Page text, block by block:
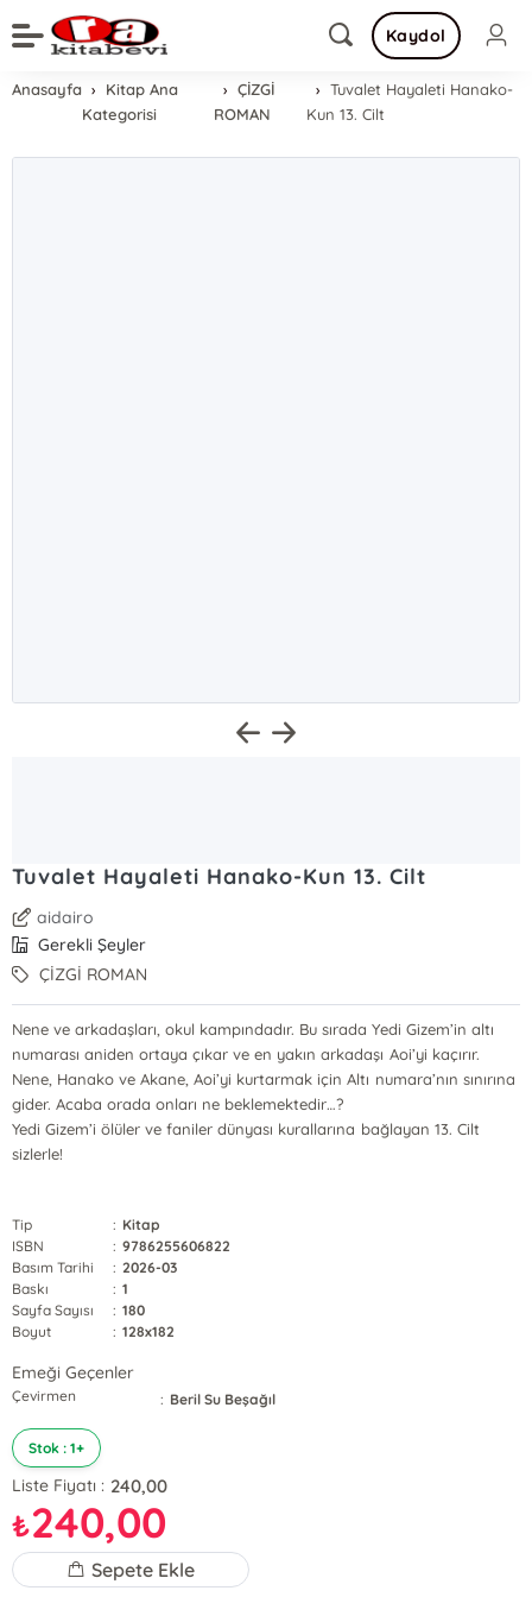
Kaydol
Anasayfa
Kitap Ana
Kategorisi
ÇİZGİ
ROMAN
Tuvalet Hayaleti Hanako-
Kun 13. Cilt
Tuvalet Hayaleti Hanako-Kun 13. Cilt
aidairo
Gerekli Şeyler
ÇİZGİ ROMAN
Nene ve arkadaşları, okul kampındadır. Bu sırada Yedi Gizem’in altı
numarası aniden ortaya çıkar ve en yakın arkadaşı Aoi’yi kaçırır.
Nene, Hanako ve Akane, Aoi’yi kurtarmak için Altı numara’nın sınırına
gider. Acaba orada onları ne beklemektedir…?
Yedi Gizem’i ölüler ve faniler dünyası kurallarına bağlayan 13. Cilt
sizlerle!
Tip : Kitap
ISBN
: 9786255606822
Basım Tarihi
: 2026-03
Baskı
: 1
Sayfa Sayısı
: 180
Boyut
: 128x182
Emeği Geçenler
Çevirmen : Beril Su Beşağıl
Stok : 1+
Liste Fiyatı : 240,00
₺240,00
Sepete Ekle